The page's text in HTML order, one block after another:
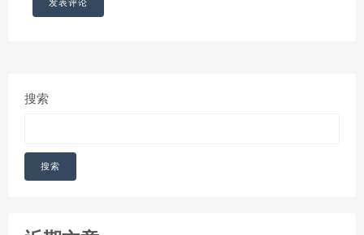
搜索
搜索